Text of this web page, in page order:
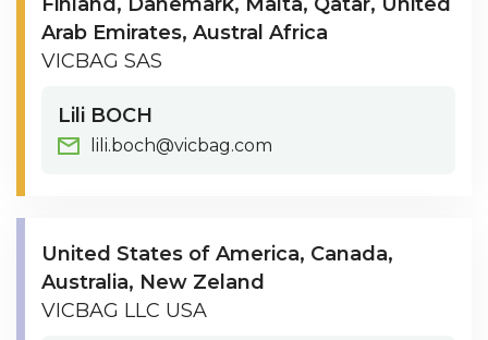
Arab Emirates Austral Africa
VICBAG SAS
Lili BOCH
lili.boch@vicbag.com
United States of America Canada
Australia New Zeland
VICBAG LLC USA